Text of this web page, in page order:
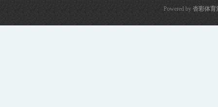
Powered by 杏彩体育